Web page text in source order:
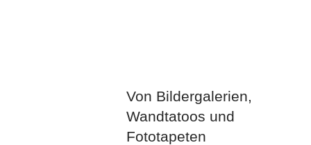
Von Bildergalerien,
Wandtatoos und
Fototapeten